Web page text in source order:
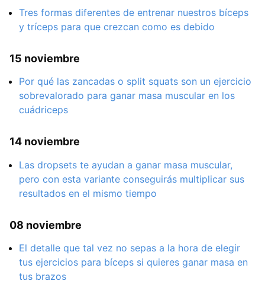
Tres formas diferentes de entrenar nuestros bíceps
y tríceps para que crezcan como es debido
15 noviembre
Por qué las zancadas o split squats son un ejercicio
sobrevalorado para ganar masa muscular en los
cuádriceps
14 noviembre
Las dropsets te ayudan a ganar masa muscular,
pero con esta variante conseguirás multiplicar sus
resultados en el mismo tiempo
08 noviembre
El detalle que tal vez no sepas a la hora de elegir
tus ejercicios para bíceps si quieres ganar masa en
tus brazos